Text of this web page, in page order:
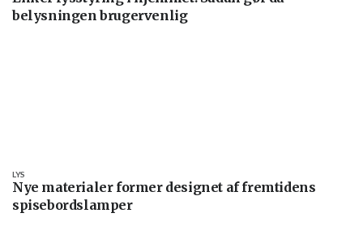
belysningen brugervenlig
Nye materialer former designet af fremtidens
spisebordslamper
LYS